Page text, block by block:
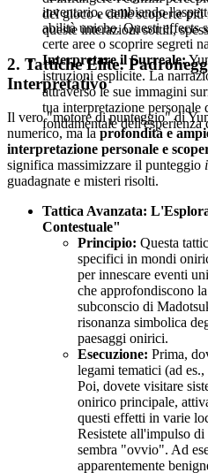
inventario, cambiando
abilità uniche. Questi effects
certe aree o scoprire segreti
Interpretare il Surreale:
istruzioni esplicite. La
attraverso le sue immagini
tua interpretazione personale
fondamentale dell'esperienza
del gioco e delle scoperte
queste interazioni sottili,
2. Tattiche Elite:
Interpretativo
Il vero "motore di punteggio" di
numerico, ma laprofondità e
interpretazione personale e
significa massimizzare il punteggio
guadagnate e misteri risolti.
Tattica Avanzata:
Contestuale"
Principio: Questa
specifici in mondi
per innescare eventi
che approfondiscono
subconscio di
risonanza simbolica
paesaggi onirici.
Esecuzione: Prima,
legami tematici (ad
Poi, dovete visitare
onirico principale,
questi effetti in varie
Resistete all'impulso
sembra "ovvio". Ad
apparentemente